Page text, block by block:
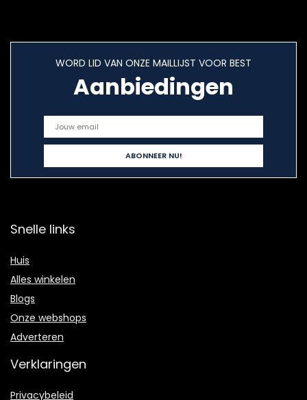
WORD LID VAN ONZE MAILLIJST VOOR BEST
Aanbiedingen
Snelle links
Huis
Alles winkelen
Blogs
Onze webshops
Adverteren
Verklaringen
Privacybeleid